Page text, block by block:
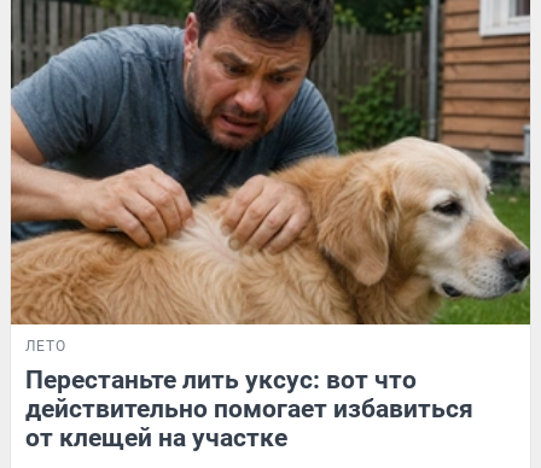
ЛЕТО
Перестаньте лить уксус: вот что
действительно помогает избавиться
от клещей на участке